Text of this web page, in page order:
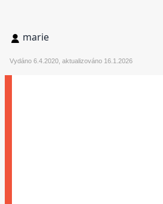
marie
Vydáno 6.4.2020, aktualizováno 16.1.2026